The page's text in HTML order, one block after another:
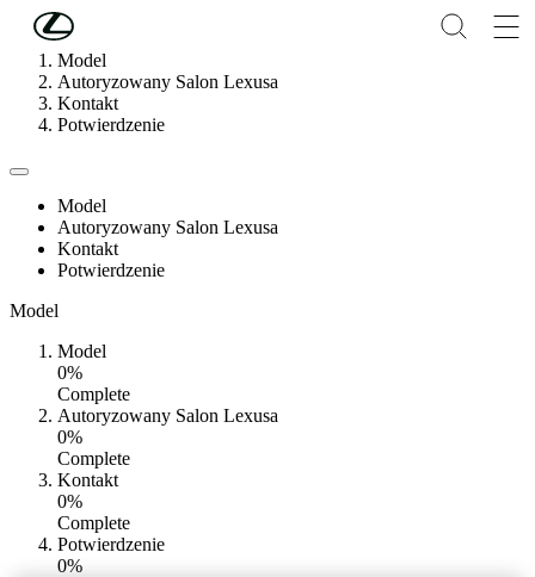
Skip to Main Content
Model
Autoryzowany Salon Lexusa
Kontakt
Potwierdzenie
Model
Autoryzowany Salon Lexusa
Kontakt
Potwierdzenie
Model
Model
0%
Complete
Autoryzowany Salon Lexusa
0%
Complete
Kontakt
0%
Complete
Potwierdzenie
0%